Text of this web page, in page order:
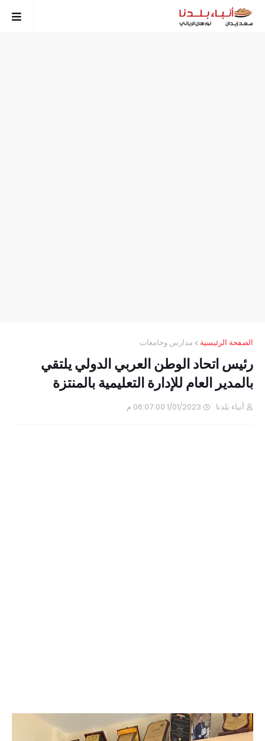
الصفحة الرئيسية مدارس وجامعات
رئيس اتحاد الوطن العربي الدولي يلتقي
بالمدير العام للإدارة التعليمية بالمنتزة
أنباء بلدنا 1/01/2023 06:07:00 م